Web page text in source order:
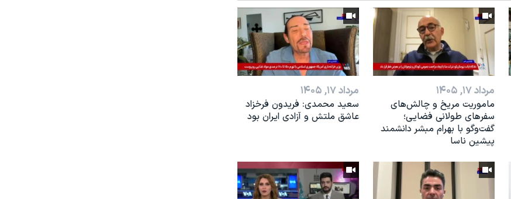
240p
360p
720p
1080p
مرداد ۱۷, ۱۴۰۵
ماموریت مریخ و چالش‌های
سفرهای طولانی فضایی؛
گفت‌وگو با بهرام مبشر دانشمند
پیشین ناسا
مرداد ۱۷, ۱۴۰۵
سعید محمدی: فریدون فرخزاد
عاشق ملتش و آزادی ایران بود